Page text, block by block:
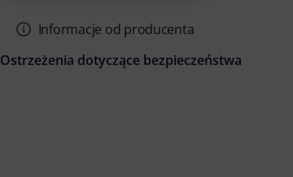
Informacje od producenta
Ostrzeżenia dotyczące bezpieczeństwa